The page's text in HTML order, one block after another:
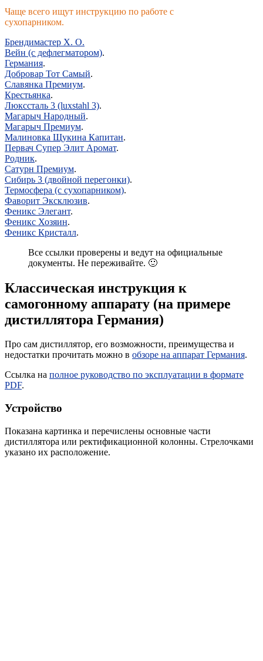
Чаще всего ищут инструкцию по работе с
сухопарником.
Брендимастер Х. О.
Вейн (с дефлегматором).
Германия.
Добровар Тот Самый.
Славянка Премиум.
Крестьянка.
Люкссталь 3 (luxstahl 3).
Магарыч Народный.
Магарыч Премиум.
Малиновка Щукина Капитан.
Первач Супер Элит Аромат.
Родник.
Сатурн Премиум.
Сибирь 3 (двойной перегонки).
Термосфера (с сухопарником).
Фаворит Эксклюзив.
Феникс Элегант.
Феникс Хозяин.
Феникс Кристалл.
Все ссылки проверены и ведут на официальные
документы. Не переживайте. 🙂
Классическая инструкция к
самогонному аппарату (на примере
дистиллятора Германия)
Про сам дистиллятор, его возможности, преимущества и
недостатки прочитать можно в обзоре на аппарат Германия.
Ссылка на полное руководство по эксплуатации в формате
PDF.
Устройство
Показана картинка и перечислены основные части
дистиллятора или ректификационной колонны. Стрелочками
указано их расположение.